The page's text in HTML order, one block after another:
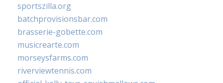
sportszilla.org
batchprovisionsbar.com
brasserie-gobette.com
musicrearte.com
morseysfarms.com
riverviewtennis.com